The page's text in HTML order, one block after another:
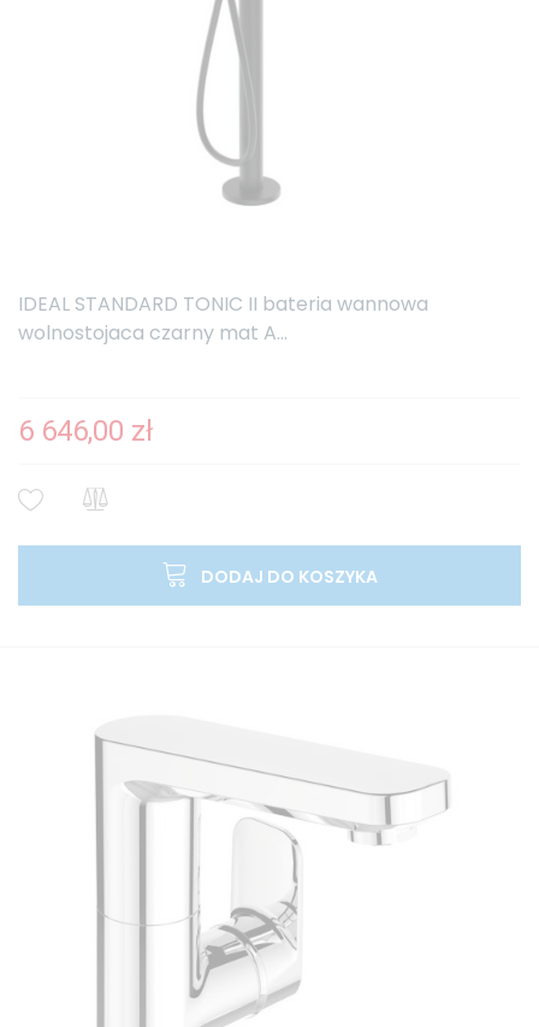
IDEAL STANDARD TONIC II bateria wannowa
wolnostojaca czarny mat A...
6 646,00 zł
DODAJ DO KOSZYKA